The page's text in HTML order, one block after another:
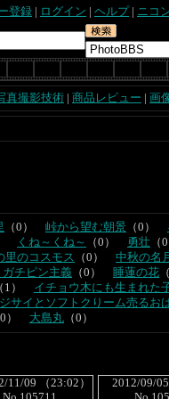
登録 ログイン ヘルプ ニコ
真撮影技術 商品レビュー 画
（0） 峠から望む朝景 （0）
くね～くね～ （0） 勇壮
里のコスモス （0） 中秋の名
チピン主義 （0） 睡蓮の花
（1） イチョウ木にも生まれた
サイとソフトクりーム売るお
0） 大島丸 （0）
11/09 （23:02）
2012/09/05